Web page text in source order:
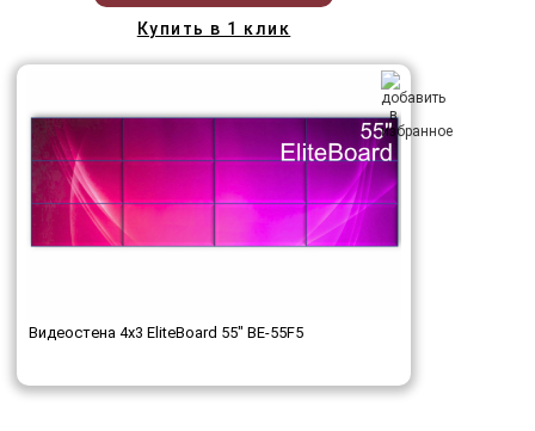
Купить в 1 клик
Видеостена 4x3 EliteBoard 55" BE-55F5